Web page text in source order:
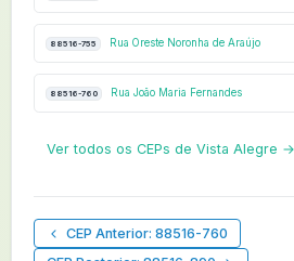
88516-755 Rua Oreste Noronha de Araújo
88516-760 Rua João Maria Fernandes
Ver todos os CEPs de Vista Alegre →
CEP Anterior: 88516-760